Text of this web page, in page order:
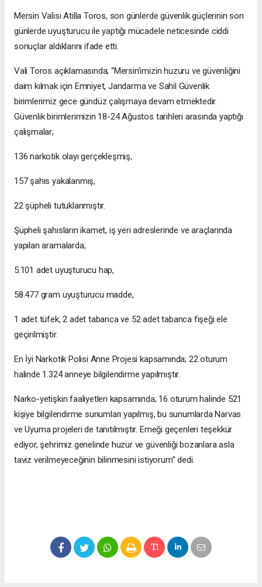
Mersin Valisi Atilla Toros, son günlerde güvenlik güçlerinin son
günlerde uyuşturucu ile yaptığı mücadele neticesinde ciddi
sonuçlar aldıklarını ifade etti.
Vali Toros açıklamasında; “Mersin’imizin huzuru ve güvenliğini
daim kılmak için Emniyet, Jandarma ve Sahil Güvenlik
birimlerimiz gece gündüz çalışmaya devam etmektedir.
Güvenlik birimlerimizin 18-24 Ağustos tarihleri arasında yaptığı
çalışmalar;
136 narkotik olayı gerçekleşmiş,
157 şahıs yakalanmış,
22 şüpheli tutuklanmıştır.
Şüpheli şahısların ikamet, iş yeri adreslerinde ve araçlarında
yapılan aramalarda;
5.101 adet uyuşturucu hap,
58.477 gram uyuşturucu madde,
1 adet tüfek, 2 adet tabanca ve 52 adet tabanca fişeği ele
geçirilmiştir.
En İyi Narkotik Polisi Anne Projesi kapsamında; 22 oturum
halinde 1.324 anneye bilgilendirme yapılmıştır.
Narko-yetişkin faaliyetleri kapsamında; 16 oturum halinde 521
kişiye bilgilendirme sunumları yapılmış, bu sunumlarda Narvas
ve Uyuma projeleri de tanıtılmıştır. Emeği geçenleri teşekkür
ediyor, şehrimiz genelinde huzur ve güvenliği bozanlara asla
taviz verilmeyeceğinin bilinmesini istiyorum” dedi.